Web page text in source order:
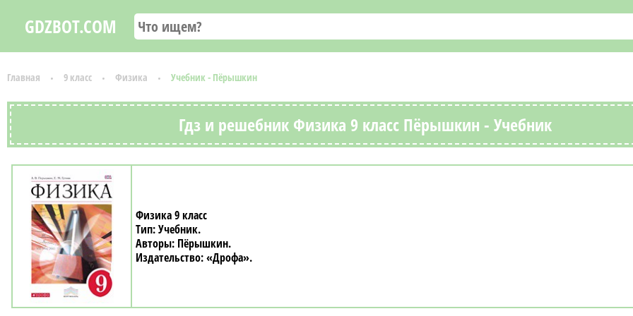
GDZBOT.COM
Главная 9 класс Физика Учебник - Пёрышкин
Гдз и решебник Физика 9 класс Пёрышкин - Учебник
Физика 9 класс
Учебник
Пёрышкин
«Дрофа»